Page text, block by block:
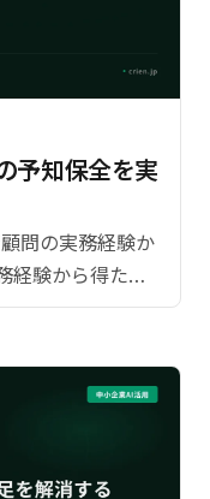
予知保全を実
問の実務経験か
経験から得た導
特。導入ステッ